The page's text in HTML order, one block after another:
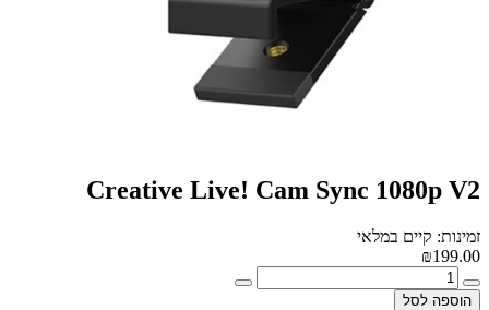
Creative Live! Cam Sync 1080p V2
זמינות: קיים במלאי
₪199.00
הוספה לסל